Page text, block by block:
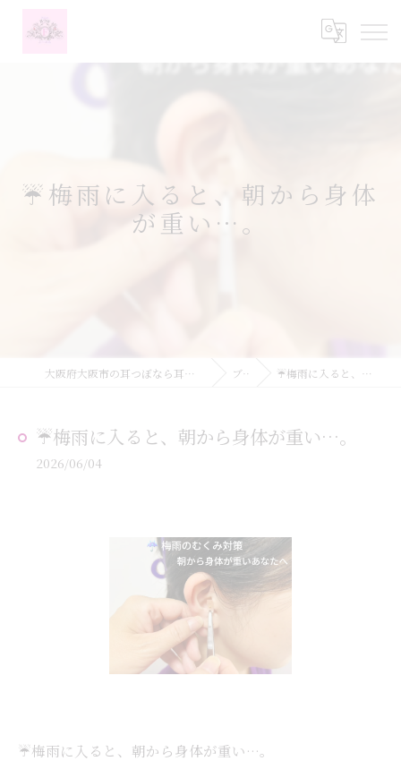
☔梅雨に入ると、朝から身体
が重い…。
大阪府大阪市の耳つぼなら耳つぼダイエットサロンふーみん ブログ ☔梅雨に入ると、朝から身体が重い…。
☔梅雨に入ると、朝から身体が重い…。
2026/06/04
☔梅雨に入ると、朝から身体が重い…。